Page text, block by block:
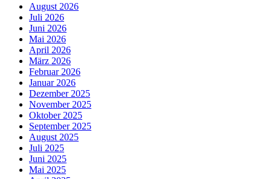
August 2026
Juli 2026
Juni 2026
Mai 2026
April 2026
März 2026
Februar 2026
Januar 2026
Dezember 2025
November 2025
Oktober 2025
September 2025
August 2025
Juli 2025
Juni 2025
Mai 2025